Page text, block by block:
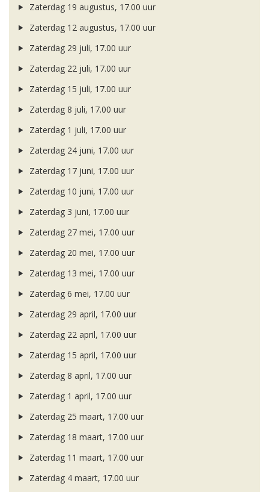
Zaterdag 19 augustus, 17.00 uur
Zaterdag 12 augustus, 17.00 uur
Zaterdag 29 juli, 17.00 uur
Zaterdag 22 juli, 17.00 uur
Zaterdag 15 juli, 17.00 uur
Zaterdag 8 juli, 17.00 uur
Zaterdag 1 juli, 17.00 uur
Zaterdag 24 juni, 17.00 uur
Zaterdag 17 juni, 17.00 uur
Zaterdag 10 juni, 17.00 uur
Zaterdag 3 juni, 17.00 uur
Zaterdag 27 mei, 17.00 uur
Zaterdag 20 mei, 17.00 uur
Zaterdag 13 mei, 17.00 uur
Zaterdag 6 mei, 17.00 uur
Zaterdag 29 april, 17.00 uur
Zaterdag 22 april, 17.00 uur
Zaterdag 15 april, 17.00 uur
Zaterdag 8 april, 17.00 uur
Zaterdag 1 april, 17.00 uur
Zaterdag 25 maart, 17.00 uur
Zaterdag 18 maart, 17.00 uur
Zaterdag 11 maart, 17.00 uur
Zaterdag 4 maart, 17.00 uur